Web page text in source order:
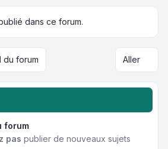
dans ce forum.
du forum Aller
forum
pas publier de nouveaux sujets